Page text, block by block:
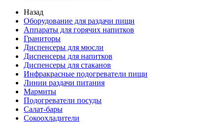
Назад
Оборудование для раздачи пищи
Аппараты для горячих напитков
Граниторы
Диспенсеры для мюсли
Диспенсеры для напитков
Диспенсеры для стаканов
Инфракрасные подогреватели пищи
Линии раздачи питания
Мармиты
Подогреватели посуды
Салат-бары
Сокоохладители